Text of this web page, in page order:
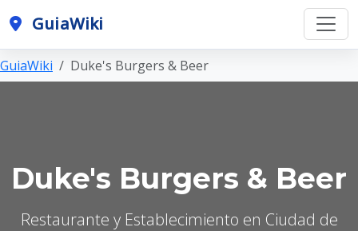
GuiaWiki
GuiaWiki Duke's Burgers & Beer
Duke's Burgers & Beer
Restaurante y Establecimiento en Ciudad de